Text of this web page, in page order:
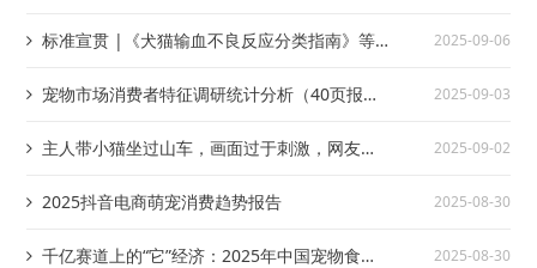
药性与兽药残留控制专场
标准宣贯 |《犬猫输血不良反应分类指南》等
2025-09-06
宠物市场消费者特征调研统计分析（40页报
2025-09-03
主人带小猫坐过山车，画面过于刺激，网友刚
2025-09-02
2025抖音电商萌宠消费趋势报告 2025-08-30
千亿赛道上的“它”经济：2025年中国宠物食品
2025-08-30